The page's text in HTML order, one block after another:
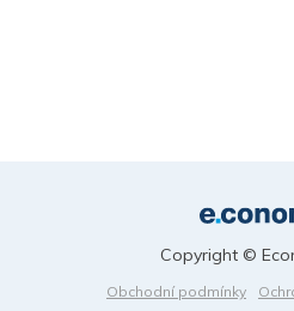
Obchodní podmínky
Copyright ©